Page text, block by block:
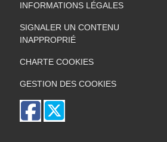
INFORMATIONS LÉGALES
SIGNALER UN CONTENU
INAPPROPRIÉ
CHARTE COOKIES
GESTION DES COOKIES